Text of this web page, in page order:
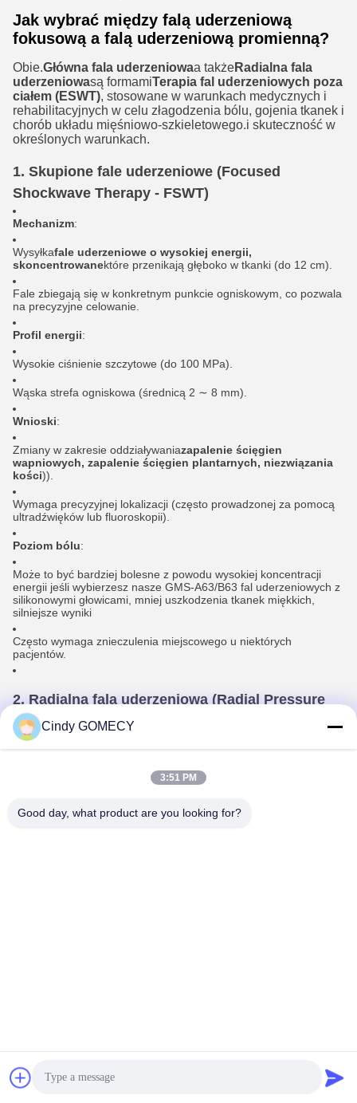
Jak wybrać między falą uderzeniową
fokusową a falą uderzeniową promienną?
Obie.Główna fala uderzeniowaa takżeRadialna fala
uderzeniowasą formamiTerapia fal uderzeniowych poza
ciałem (ESWT), stosowane w warunkach medycznych i
rehabilitacyjnych w celu złagodzenia bólu, gojenia tkanek i
chorób układu mięśniowo-szkieletowego.i skuteczność w
określonych warunkach.
1. Skupione fale uderzeniowe (Focused
Shockwave Therapy - FSWT)
Mechanizm:
Wysyłkafale uderzeniowe o wysokiej energii,
skoncentrowanektóre przenikają głęboko w tkanki (do 12 cm).
Fale zbiegają się w konkretnym punkcie ogniskowym, co pozwala
na precyzyjne celowanie.
Profil energii:
Wysokie ciśnienie szczytowe (do 100 MPa).
Wąska strefa ogniskowa (średnicą 2 ∼ 8 mm).
Wnioski:
Zmiany w zakresie oddziaływaniazapalenie ścięgien
wapniowych, zapalenie ścięgien plantarnych, niezwiązania
kości)).
Wymaga precyzyjnej lokalizacji (często prowadzonej za pomocą
ultradźwięków lub fluoroskopii).
Poziom bólu:
Może to być bardziej bolesne z powodu wysokiej koncentracji
energii jeśli wybierzesz nasze GMS-A63/B63 fal uderzeniowych z
silikonowymi głowicami, mniej uszkodzenia tkanek miękkich,
silniejsze wyniki
Często wymaga znieczulenia miejscowego u niektórych
pacjentów.
2. Radialna fala uderzeniowa (Radial Pressure
Wave - RPW)
Mechanizm:
fale o niskiej do średniej energii
Przenika powierzchownie (do 3 ̊5 cm).
Zazwyczaj mniej bolesne, dobrze tolerowane bez znieczulenia.
Cindy GOMECY
3:51 PM
Good day, what product are you looking for?